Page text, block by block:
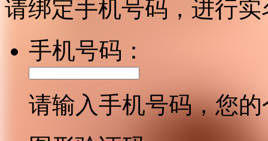
请绑定手机号码，进行
手机号码：
请输入手机号码，您